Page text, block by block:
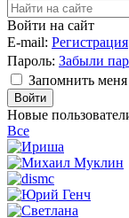
Войти на сайт
E-mail: Регистрация
Пароль: Забыли
Запомнить меня
Новые
Все